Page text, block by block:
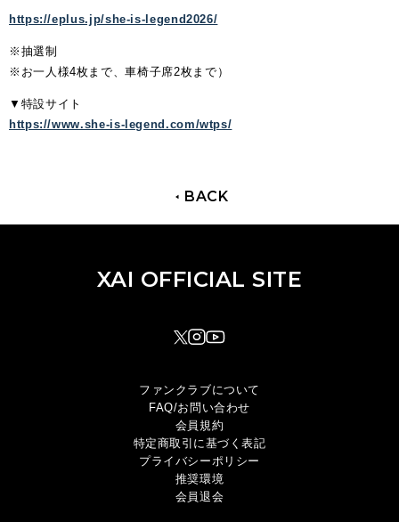
https://eplus.jp/she-is-legend2026/
※抽選制
※お一人様4枚まで、車椅子席2枚まで）
▼特設サイト
https://www.she-is-legend.com/wtps/
BACK
TOP
MOVIE
PROFILE
XAI OFFICIAL FANCLUB
Rhinoceros Port
XAI OFFICIAL SITE
ファンクラブについて
FAQ/お問い合わせ
会員規約
特定商取引に基づく表記
プライバシーポリシー
推奨環境
会員退会